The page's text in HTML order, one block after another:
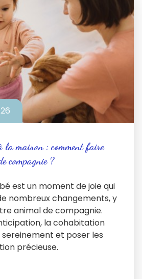
la maison : comment faire
compagnie ?
est un moment de joie qui
nombreux changements, y
animal de compagnie.
la cohabitation
et poser les
précieuse.